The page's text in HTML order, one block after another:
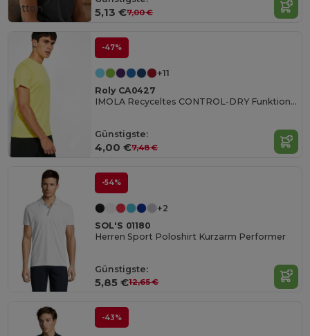
5,13 €7,00 €
Cotton
-47%
+11
Roly CA0427
IMOLA Recyceltes CONTROL-DRY Funktionsshirt
Günstigste:
4,00 €7,48 €
-54%
+2
SOL'S 01180
Herren Sport Poloshirt Kurzarm Performer
Günstigste:
5,85 €12,65 €
-43%